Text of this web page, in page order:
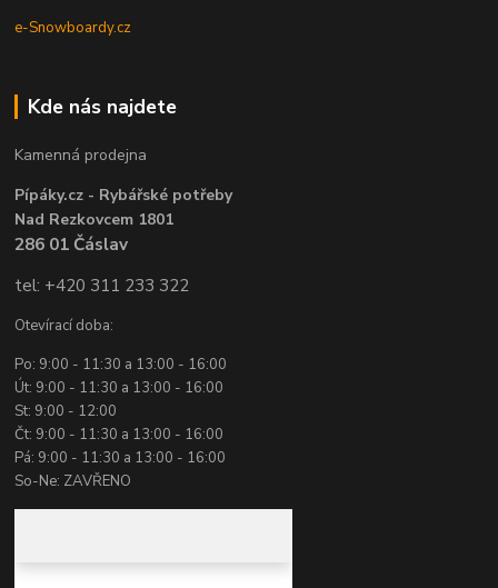
e-Snowboardy.cz
Kde nás najdete
Kamenná prodejna
Pípáky.cz - Rybářské potřeby
Nad Rezkovcem 1801
286 01 Čáslav
tel: +420 311 233 322
Otevírací doba:
Po: 9:00 - 11:30 a 13:00 - 16:00
Út: 9:00 - 11:30 a 13:00 - 16:00
St: 9:00 - 12:00
Čt: 9:00 - 11:30 a 13:00 - 16:00
Pá: 9:00 - 11:30 a 13:00 - 16:00
So-Ne: ZAVŘENO